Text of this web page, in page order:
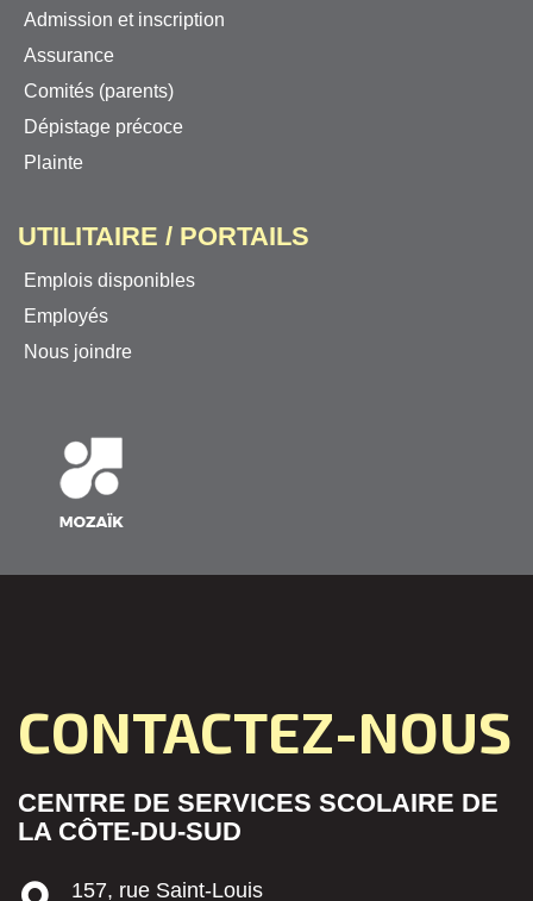
Admission et inscription
Assurance
Comités (parents)
Dépistage précoce
Plainte
UTILITAIRE / PORTAILS
Emplois disponibles
Employés
Nous joindre
CONTACTEZ-NOUS
CENTRE DE SERVICES SCOLAIRE DE
LA CÔTE-DU-SUD
157, rue Saint-Louis